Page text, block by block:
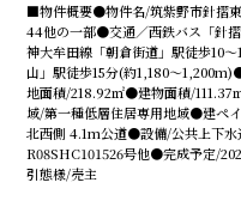
■物件概要●物件名/筑紫野市針摺
44他の一部●交通／西鉄バス「針
神大牟田線「朝倉街道」駅徒歩10
山」駅徒歩15分(約1,180〜
地面積/218.92㎡●建物面積/
域/第一種低層住居専用地域●建ペ
北西側 4.1m公道●設備/公共上下
R08SHC101526号他●完成予定/
引態様/売主